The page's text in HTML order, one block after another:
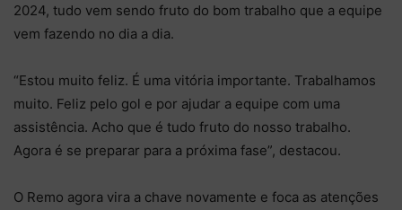
2024, tudo vem sendo fruto do bom trabalho que a equipe
vem fazendo no dia a dia.
“Estou muito feliz. É uma vitória importante. Trabalhamos
muito. Feliz pelo gol e por ajudar a equipe com uma
assistência. Acho que é tudo fruto do nosso trabalho.
Agora é se preparar para a próxima fase”, destacou.
O Remo agora vira a chave novamente e foca as atenções